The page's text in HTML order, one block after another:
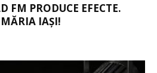
FM PRODUCE EFECTE.
IAȘI!